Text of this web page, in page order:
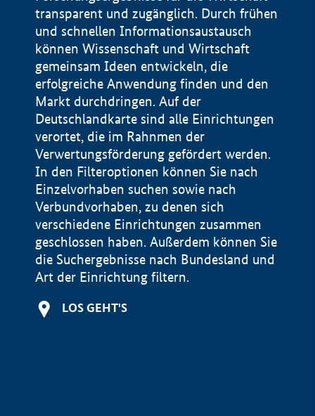
transparent und zugänglich. Durch frühen
und schnellen Informationsaustausch
können Wissenschaft und Wirtschaft
gemeinsam Ideen entwickeln, die
erfolgreiche Anwendung finden und den
Markt durchdringen. Auf der
Deutschlandkarte sind alle Einrichtungen
verortet, die im Rahnmen der
Verwertungsförderung gefördert werden.
In den Filteroptionen können Sie nach
Einzelvorhaben suchen sowie nach
Verbundvorhaben, zu denen sich
verschiedene Einrichtungen zusammen
geschlossen haben. Außerdem können Sie
die Suchergebnisse nach Bundesland und
Art der Einrichtung filtern.
LOS GEHT'S